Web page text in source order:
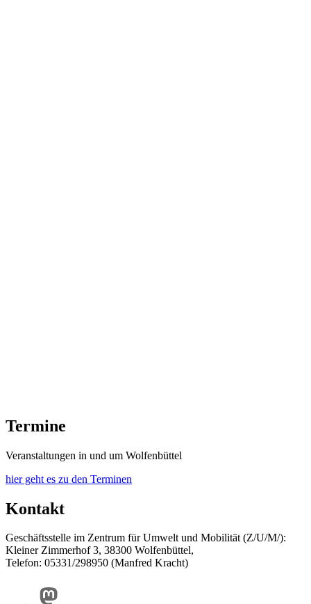
Termine
Veranstaltungen in und um Wolfenbüttel
hier geht es zu den Terminen
Kontakt
Geschäftsstelle im Zentrum für Umwelt und Mobilität (Z/U/M/):
Kleiner Zimmerhof 3, 38300 Wolfenbüttel,
Telefon: 05331/298950 (Manfred Kracht)